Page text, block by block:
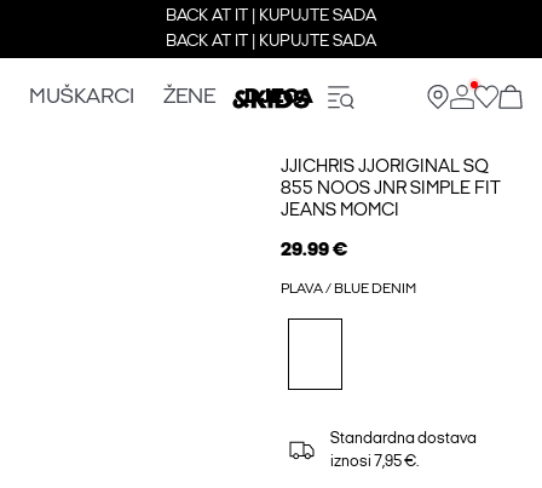
BACK AT IT | KUPUJTE SADA
BACK AT IT | KUPUJTE SADA
MUŠKARCI ŽENE DJECA
JJICHRIS JJORIGINAL SQ
855 NOOS JNR SIMPLE FIT
JEANS MOMCI
29.99 €
PLAVA / BLUE DENIM
Standardna dostava
iznosi 7,95 €.